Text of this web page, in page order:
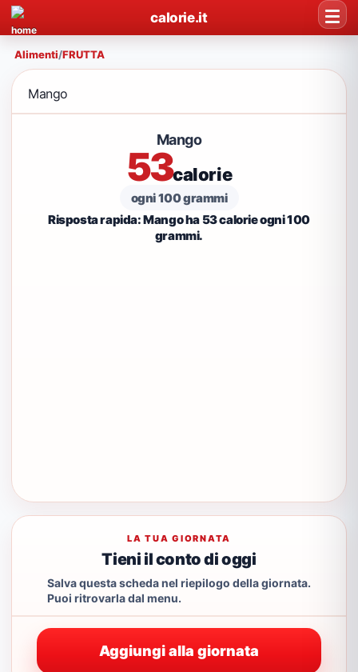
calorie.it
Alimenti/FRUTTA
Mango
Mango
53calorie
ogni 100 grammi
Risposta rapida: Mango ha 53 calorie ogni 100
grammi.
LA TUA GIORNATA
Tieni il conto di oggi
Salva questa scheda nel riepilogo della giornata.
Puoi ritrovarla dal menu.
Aggiungi alla giornata